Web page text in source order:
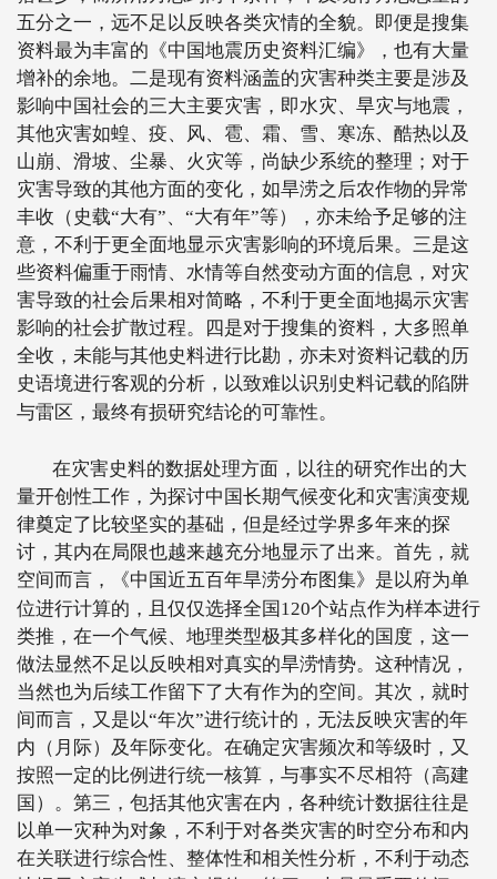
五分之一，远不足以反映各类灾情的全貌。即便是搜集
资料最为丰富的《中国地震历史资料汇编》，也有大量
增补的余地。二是现有资料涵盖的灾害种类主要是涉及
影响中国社会的三大主要灾害，即水灾、旱灾与地震，
其他灾害如蝗、疫、风、雹、霜、雪、寒冻、酷热以及
山崩、滑坡、尘暴、火灾等，尚缺少系统的整理；对于
灾害导致的其他方面的变化，如旱涝之后农作物的异常
丰收（史载“大有”、“大有年”等），亦未给予足够的注
意，不利于更全面地显示灾害影响的环境后果。三是这
些资料偏重于雨情、水情等自然变动方面的信息，对灾
害导致的社会后果相对简略，不利于更全面地揭示灾害
影响的社会扩散过程。四是对于搜集的资料，大多照单
全收，未能与其他史料进行比勘，亦未对资料记载的历
史语境进行客观的分析，以致难以识别史料记载的陷阱
与雷区，最终有损研究结论的可靠性。
在灾害史料的数据处理方面，以往的研究作出的大
量开创性工作，为探讨中国长期气候变化和灾害演变规
律奠定了比较坚实的基础，但是经过学界多年来的探
讨，其内在局限也越来越充分地显示了出来。首先，就
空间而言，《中国近五百年旱涝分布图集》是以府为单
位进行计算的，且仅仅选择全国 120个站点作为样本进行
类推，在一个气候、地理类型极其多样化的国度，这一
做法显然不足以反映相对真实的旱涝情势。这种情况，
当然也为后续工作留下了大有作为的空间。其次，就时
间而言，又是以“年次”进行统计的，无法反映灾害的年
内（月际）及年际变化。在确定灾害频次和等级时，又
按照一定的比例进行统一核算，与事实不尽相符（高建
国）。第三，包括其他灾害在内，各种统计数据往往是
以单一灾种为对象，不利于对各类灾害的时空分布和内
在关联进行综合性、整体性和相关性分析，不利于动态